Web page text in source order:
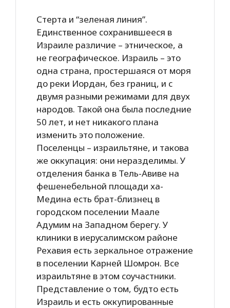
Стерта и “зеленая линия”.
Единственное сохранившееся в
Израиле различие – этническое, а
не географическое. Израиль – это
одна страна, простершаяся от моря
до реки Иордан, без границ, и с
двумя разными режимами для двух
народов. Такой она была последние
50 лет, и нет никакого плана
изменить это положение.
Поселенцы – израильтяне, и такова
же оккупация: они неразделимы. У
отделения банка в Тель-Авиве на
фешенебельной площади ха-
Медина есть брат-близнец в
городском поселении Маале
Адумим на Западном берегу. У
клиники в иерусалимском районе
Рехавия есть зеркальное отражение
в поселении Карней Шомрон. Все
израильтяне в этом соучастники.
Представление о том, будто есть
Израиль и есть оккупированные